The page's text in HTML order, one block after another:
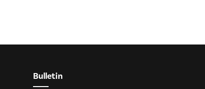
Bulletin